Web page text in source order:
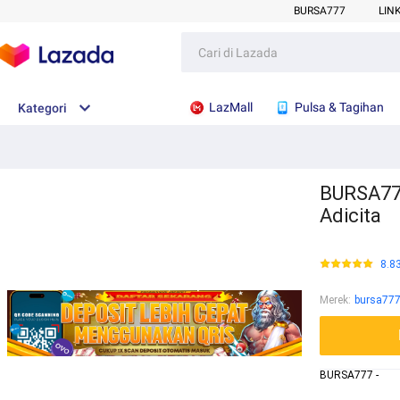
BURSA777
Kategori LazMall Pulsa & Tagihan
Adicita
Merek: bursa777
BURSA777 -